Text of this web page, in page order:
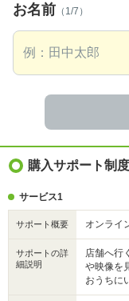
お名前 （1/7）
購入サポート制度
サービス1
サポート概要 オンライ
サポートの詳
細説明
店舗へ行
や映像を
おうちに